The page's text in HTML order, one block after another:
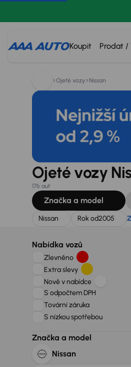
Koupit Prodat /
Hledáte:
Ojeté vozy Nissan
Ojeté vozy
176 aut
Značka a model
Nissan Rok od2005
Nabídka vozů
Zlevněno
Extra slevy
Nově v nabídce
S odpočtem DPH
Tovární záruka
S nízkou spotřebou
Značka a model
Nissan